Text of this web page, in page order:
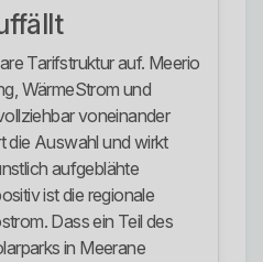
Tarifstruktur auf. Meerio
WärmeStrom und
voneinander
die Auswahl und wirkt
aufgeblähte
ist die regionale
Dass ein Teil des
in Meerane